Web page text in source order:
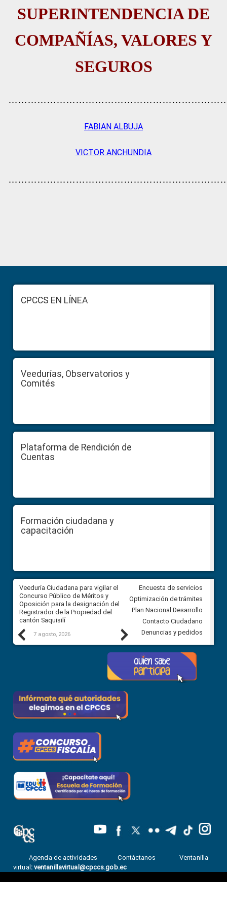
SUPERINTENDENCIA DE
COMPAÑÍAS, VALORES Y
SEGUROS
FABIAN ALBUJA
VICTOR ANCHUNDIA
Sidebar
FooterCPCCS EN LÍNEA
Veedurías, Observatorios y
Comités
Plataforma de Rendición de
Cuentas
Formación ciudadana y
capacitación
Previous
Veeduría Ciudadana para vigilar el
Concurso Público de Méritos y
Oposición para la designación del
Registrador de la Propiedad del
cantón Saquisilí
7 agosto, 2026
Veeduría Ciudadana para
construcción del asfaltado de
Ballenita del cantón Santa
7 agosto, 2026
Next
Encuesta de servicios
Optimización de trámites
Plan Nacional Desarrollo
Contacto Ciudadano
Denuncias y pedidos
Agenda de actividades Contáctanos
Ventanilla
virtual : ventanillavirtual@cpccs.gob.ec